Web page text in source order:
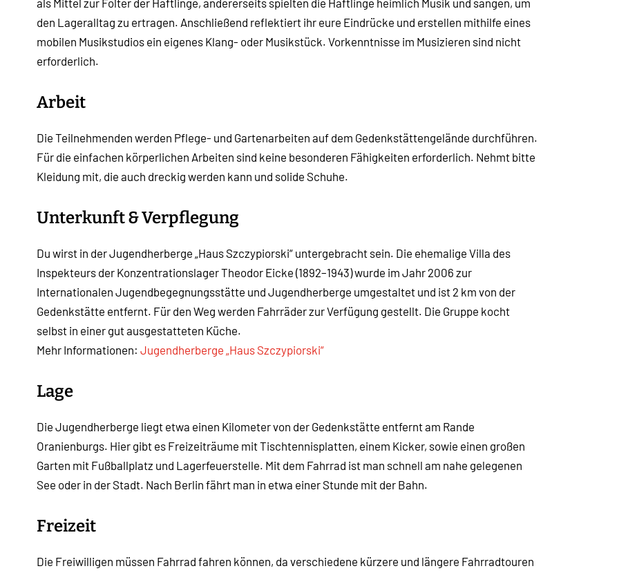
als Mittel zur Folter der Häftlinge, andererseits spielten die Häftlinge heimlich Musik und sangen, um
den Lageralltag zu ertragen. Anschließend reflektiert ihr eure Eindrücke und erstellen mithilfe eines
mobilen Musikstudios ein eigenes Klang- oder Musikstück. Vorkenntnisse im Musizieren sind nicht
erforderlich.
Arbeit
Die Teilnehmenden werden Pflege- und Gartenarbeiten auf dem Gedenkstättengelände durchführen.
Für die einfachen körperlichen Arbeiten sind keine besonderen Fähigkeiten erforderlich. Nehmt bitte
Kleidung mit, die auch dreckig werden kann und solide Schuhe.
Unterkunft & Verpflegung
Du wirst in der Jugendherberge „Haus Szczypiorski“ untergebracht sein. Die ehemalige Villa des
Inspekteurs der Konzentrationslager Theodor Eicke (1892–1943) wurde im Jahr 2006 zur
Internationalen Jugendbegegnungsstätte und Jugendherberge umgestaltet und ist 2 km von der
Gedenkstätte entfernt. Für den Weg werden Fahrräder zur Verfügung gestellt. Die Gruppe kocht
selbst in einer gut ausgestatteten Küche.
Mehr Informationen:Jugendherberge „Haus Szczypiorski“
Lage
Die Jugendherberge liegt etwa einen Kilometer von der Gedenkstätte entfernt am Rande
Oranienburgs. Hier gibt es Freizeiträume mit Tischtennisplatten, einem Kicker, sowie einen großen
Garten mit Fußballplatz und Lagerfeuerstelle. Mit dem Fahrrad ist man schnell am nahe gelegenen
See oder in der Stadt. Nach Berlin fährt man in etwa einer Stunde mit der Bahn.
Freizeit
Die Freiwilligen müssen Fahrrad fahren können, da verschiedene kürzere und längere Fahrradtouren